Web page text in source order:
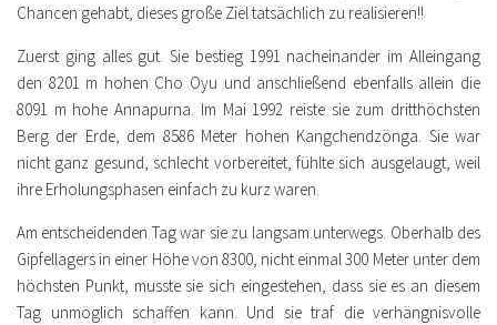
Chancen gehabt, dieses große Ziel tatsächlich zu realisieren!!
Zuerst ging alles gut. Sie bestieg 1991 nacheinander im Alleingang
den 8201 m hohen Cho Oyu und anschließend ebenfalls allein die
8091 m hohe Annapurna. Im Mai 1992 reiste sie zum dritthöchsten
Berg der Erde, dem 8586 Meter hohen Kangchendzönga. Sie war
nicht ganz gesund, schlecht vorbereitet, fühlte sich ausgelaugt, weil
ihre Erholungsphasen einfach zu kurz waren.
Am entscheidenden Tag war sie zu langsam unterwegs. Oberhalb des
Gipfellagers in einer Höhe von 8300, nicht einmal 300 Meter unter dem
höchsten Punkt, musste sie sich eingestehen, dass sie es an diesem
Tag unmöglich schaffen kann. Und sie traf die verhängnisvolle